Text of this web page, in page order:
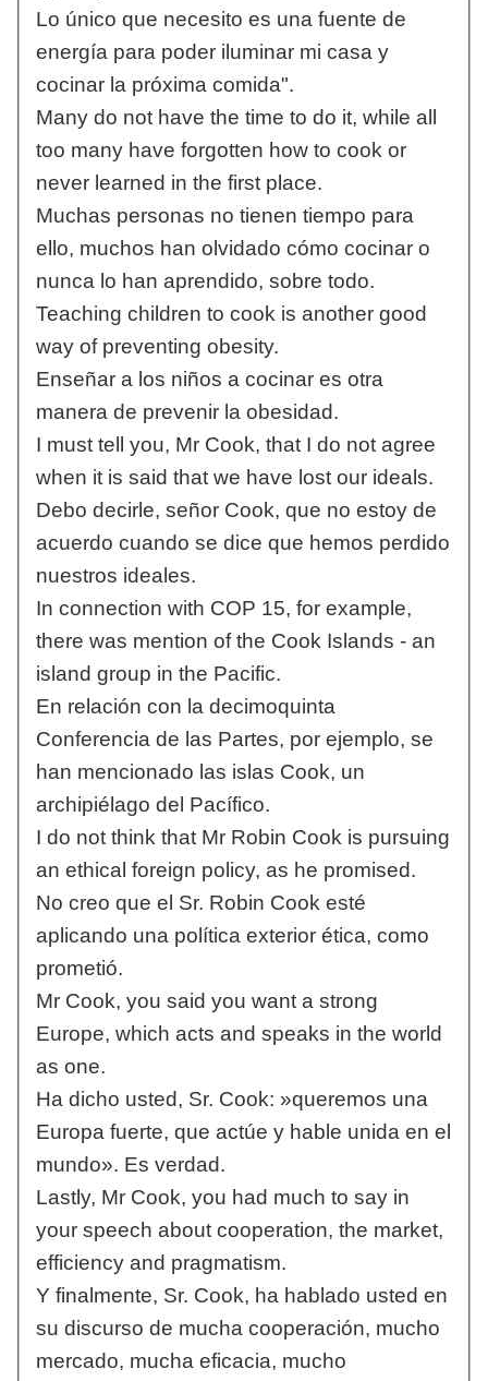
Lo único que necesito es una fuente de
energía para poder iluminar mi casa y
cocinar la próxima comida".
Many do not have the time to do it, while all
too many have forgotten how to cook or
never learned in the first place.
Muchas personas no tienen tiempo para
ello, muchos han olvidado cómo cocinar o
nunca lo han aprendido, sobre todo.
Teaching children to cook is another good
way of preventing obesity.
Enseñar a los niños a cocinar es otra
manera de prevenir la obesidad.
I must tell you, Mr Cook, that I do not agree
when it is said that we have lost our ideals.
Debo decirle, señor Cook, que no estoy de
acuerdo cuando se dice que hemos perdido
nuestros ideales.
In connection with COP 15, for example,
there was mention of the Cook Islands - an
island group in the Pacific.
En relación con la decimoquinta
Conferencia de las Partes, por ejemplo, se
han mencionado las islas Cook, un
archipiélago del Pacífico.
I do not think that Mr Robin Cook is pursuing
an ethical foreign policy, as he promised.
No creo que el Sr. Robin Cook esté
aplicando una política exterior ética, como
prometió.
Mr Cook, you said you want a strong
Europe, which acts and speaks in the world
as one.
Ha dicho usted, Sr. Cook: »queremos una
Europa fuerte, que actúe y hable unida en el
mundo». Es verdad.
Lastly, Mr Cook, you had much to say in
your speech about cooperation, the market,
efficiency and pragmatism.
Y finalmente, Sr. Cook, ha hablado usted en
su discurso de mucha cooperación, mucho
mercado, mucha eficacia, mucho